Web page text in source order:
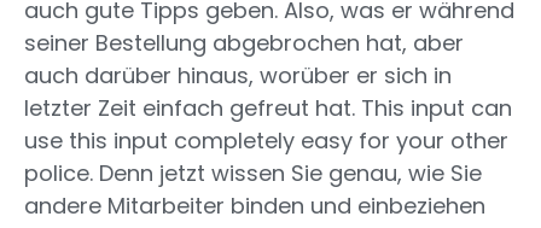
auch gute Tipps geben. Also, was er während
seiner Bestellung abgebrochen hat, aber
auch darüber hinaus, worüber er sich in
letzter Zeit einfach gefreut hat. This input can
use this input completely easy for your other
police. Denn jetzt wissen Sie genau, wie Sie
andere Mitarbeiter binden und einbeziehen